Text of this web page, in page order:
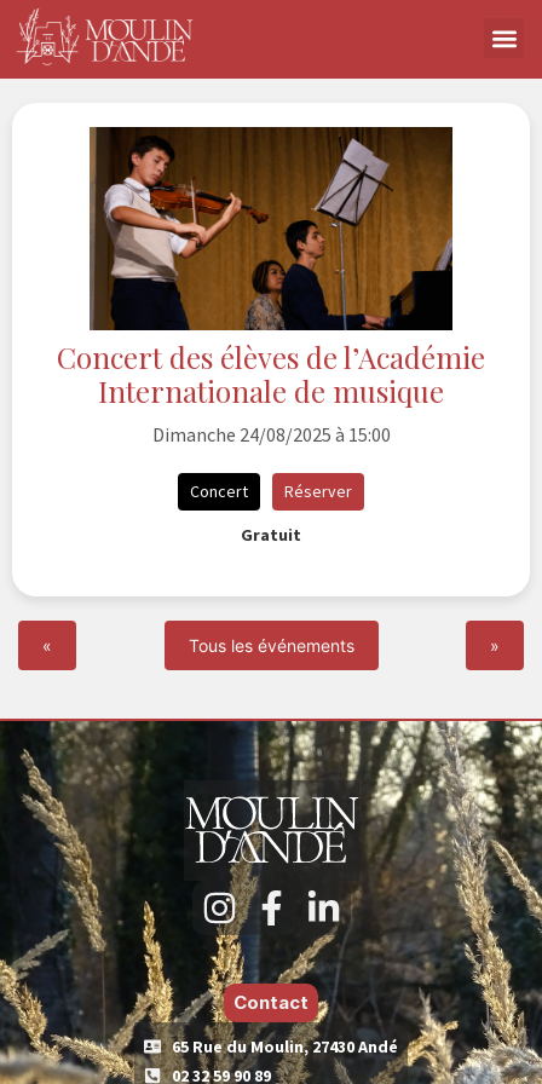
Concert des élèves de l’Académie
Internationale de musique
Dimanche 24/08/2025 à 15:00
Concert
Réserver
Gratuit
« Tous les événements »
Contact
65 Rue du Moulin, 27430 Andé
02 32 59 90 89